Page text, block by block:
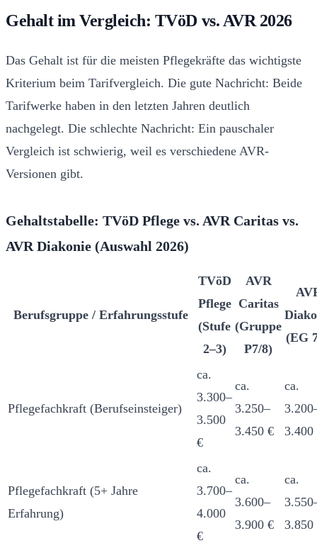
Gehalt im Vergleich: TVöD vs. AVR 2026
Das Gehalt ist für die meisten Pflegekräfte das wichtigste
Kriterium beim Tarifvergleich. Die gute Nachricht: Beide
Tarifwerke haben in den letzten Jahren deutlich
nachgelegt. Die schlechte Nachricht: Ein pauschaler
Vergleich ist schwierig, weil es verschiedene AVR-
Versionen gibt.
Gehaltstabelle: TVöD Pflege vs. AVR Caritas vs.
AVR Diakonie (Auswahl 2026)
Berufsgruppe / Erfahrungsstufe
TVöD
Pflege
(Stufe
2–3)
AVR
Caritas
(Gruppe
P7/8)
(EG
Pflegefachkraft (Berufseinsteiger)
ca.
3.300–
3.500
€
ca.
3.250–
3.450 €
ca.
3.400
Pflegefachkraft (5+ Jahre
Erfahrung)
ca.
3.700–
4.000
€
ca.
3.600–
3.900 €
ca.
3.850